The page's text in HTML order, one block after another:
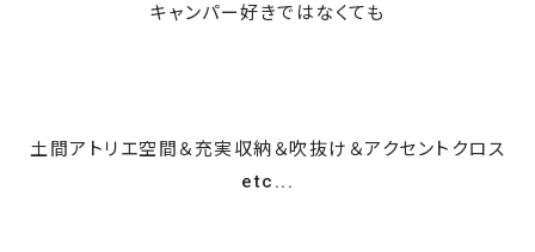
キャンパー好きではなくても
土間アトリエ空間＆充実収納＆吹抜け＆アクセントクロス
etc...